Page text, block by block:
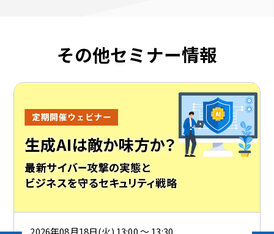
その他セミナー情報
2026年08月18日(火) 13:00 ～ 13:30